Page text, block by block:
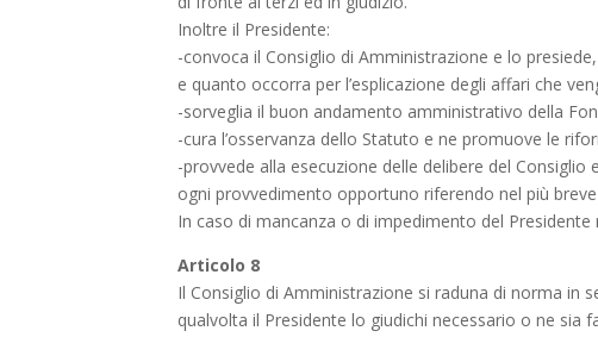
Inoltre il Presidente:
-convoca il Consiglio di Amministrazione e lo
e quanto occorra per l’esplicazione degli affari che
-sorveglia il buon andamento amministrativo della
-cura l’osservanza dello Statuto e ne promuove le
-provvede alla esecuzione delle delibere del
ogni provvedimento opportuno riferendo nel più
In caso di mancanza o di impedimento del
Articolo 8
Il Consiglio di Amministrazione si raduna di norma in
qualvolta il Presidente lo giudichi necessario o ne